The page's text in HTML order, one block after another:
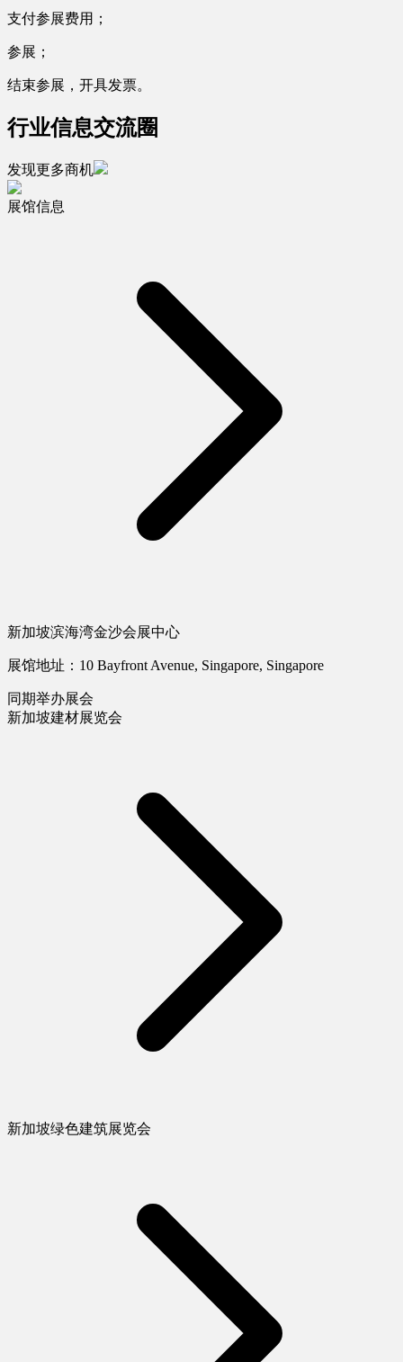
支付参展费用；
参展；
结束参展，开具发票。
行业信息交流圈
发现更多商机
展馆信息
新加坡滨海湾金沙会展中心
展馆地址：10 Bayfront Avenue, Singapore, Singapore
同期举办展会
新加坡建材展览会
新加坡绿色建筑展览会